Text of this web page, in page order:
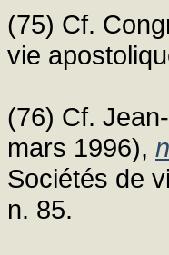
(75) Cf.
vie
(76) Cf.
mars 1996),
Sociétés de
n. 85.